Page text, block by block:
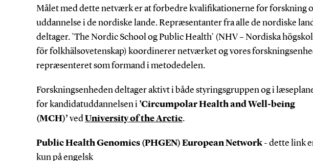
Målet med dette netværk er at forbedre kvalifikationerne for forskning
uddannelse i de nordiske lande. Repræsentanter fra alle de nordiske
deltager. ’The Nordic School og Public Health’ (NHV – Nordiska
för folkhälsovetenskap) koordinerer netværket og vores
repræsenteret som formand i metodedelen.
Forskningsenheden deltager aktivt i både styringsgruppen og i
for kandidatuddannelsen i ’Circumpolar Health and Well-being
(MCH)’vedUniversity of the Arctic.
Public Health Genomics (PHGEN) European Network - dette link
kun på engelsk